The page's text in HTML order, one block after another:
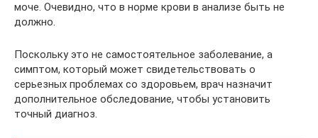
моче. Очевидно, что в норме крови в анализе быть не
должно.
Поскольку это не самостоятельное заболевание, а
симптом, который может свидетельствовать о
серьезных проблемах со здоровьем, врач назначит
дополнительное обследование, чтобы установить
точный диагноз.